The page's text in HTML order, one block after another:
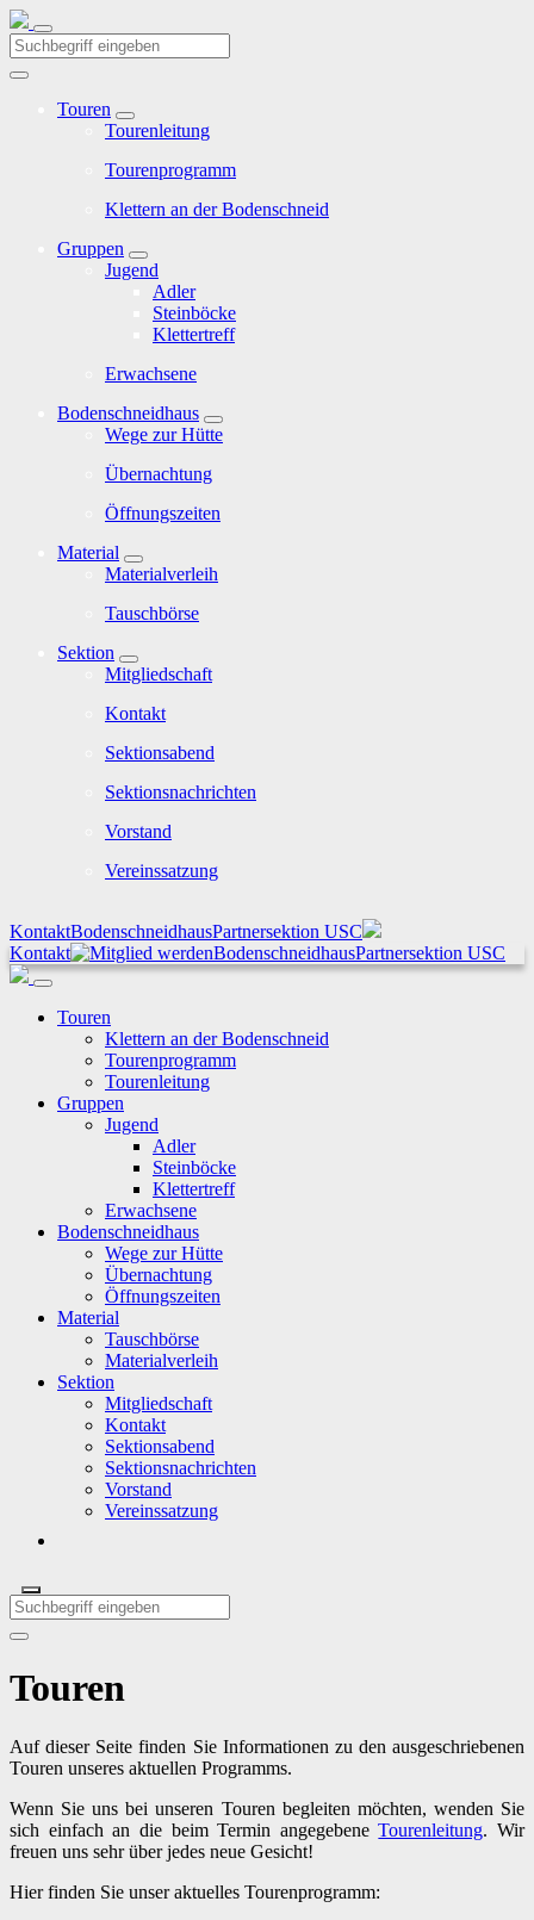
Touren
Tourenleitung
Tourenprogramm
Klettern an der Bodenschneid
Gruppen
Jugend
Adler
Steinböcke
Klettertreff
Erwachsene
Bodenschneidhaus
Wege zur Hütte
Übernachtung
Öffnungszeiten
Material
Materialverleih
Tauschbörse
Sektion
Mitgliedschaft
Kontakt
Sektionsabend
Sektionsnachrichten
Vorstand
Vereinssatzung
KontaktBodenschneidhausPartnersektion USC
Kontakt
BodenschneidhausPartnersektion USC
Touren
Klettern an der Bodenschneid
Tourenprogramm
Tourenleitung
Gruppen
Jugend
Adler
Steinböcke
Klettertreff
Erwachsene
Bodenschneidhaus
Wege zur Hütte
Übernachtung
Öffnungszeiten
Material
Tauschbörse
Materialverleih
Sektion
Mitgliedschaft
Kontakt
Sektionsabend
Sektionsnachrichten
Vorstand
Vereinssatzung
Touren
Auf dieser Seite finden Sie Informationen zu den ausgeschriebenen
Touren unseres aktuellen Programms.
Wenn Sie uns bei unseren Touren begleiten möchten, wenden Sie
sich einfach an die beim Termin angegebeneTourenleitung. Wir
freuen uns sehr über jedes neue Gesicht!
Hier finden Sie unser aktuelles Tourenprogramm: